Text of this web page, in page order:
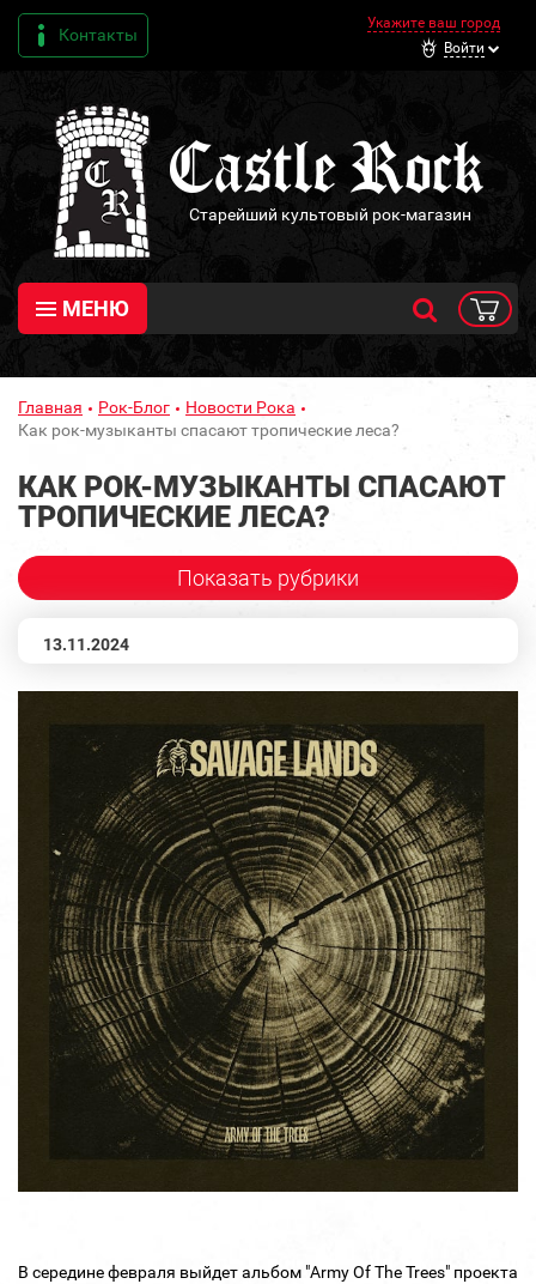
Контакты
Укажите ваш город
Войти
Старейший культовый рок-магазин
МЕНЮ
Главная Рок-Блог
Новости Рока
Как рок-музыканты спасают тропические леса?
КАК РОК-МУЗЫКАНТЫ СПАСАЮТ
ТРОПИЧЕСКИЕ ЛЕСА?
Показать рубрики
13.11.2024
В середине февраля выйдет альбом "Army Of The Trees" проекта